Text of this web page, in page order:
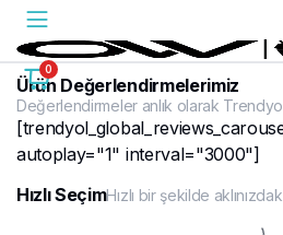
0
Ürün Değerlendirmelerimiz
Değerlendirmeler anlık olarak
autoplay="1" interval="3000"]
Hızlı SeçimHızlı bir şekilde